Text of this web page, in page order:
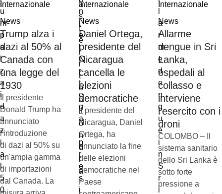
Internazionale
News
Trump alza i
dazi al 50% al
Canada con
una legge del
1930
Il presidente
Donald Trump ha
annunciato
l'introduzione
di dazi al 50% su
un'ampia gamma
di importazioni
dal Canada. La
Internazionale
News
Daniel Ortega,
presidente del
Nicaragua
cancella le
elezioni
democratiche
Il presidente del
Nicaragua, Daniel
Ortega, ha
annunciato la fine
delle elezioni
democratiche nel
Paese
Internazionale
News
Allarme
dengue in Sri
Lanka,
ospedali al
collasso e
interviene
l’esercito con i
droni
COLOMBO – Il
sistema sanitario
dello Sri Lanka è
sotto forte
pressione a